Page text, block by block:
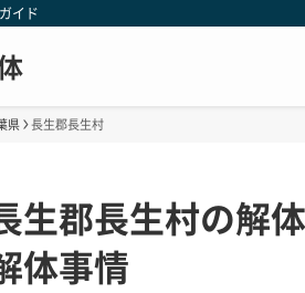
イド
県 長生郡長生村
生郡長生村の解
体事情